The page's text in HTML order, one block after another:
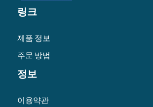
링크
제품 정보
주문 방법
정보
이용약관